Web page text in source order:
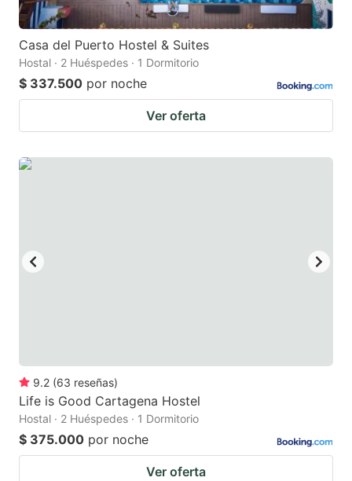
Casa del Puerto Hostel & Suites
Hostal · 2 Huéspedes · 1 Dormitorio
$ 337.500 por noche
Ver oferta
9.2 (63 reseñas)
Life is Good Cartagena Hostel
Hostal · 2 Huéspedes · 1 Dormitorio
$ 375.000 por noche
Ver oferta